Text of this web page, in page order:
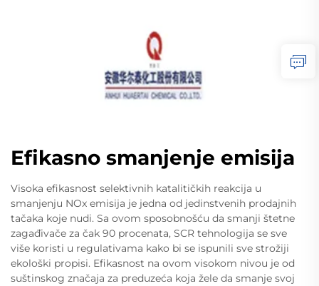
Efikasno smanjenje emisija
Visoka efikasnost selektivnih katalitičkih reakcija u
smanjenju NOx emisija je jedna od jedinstvenih prodajnih
tačaka koje nudi. Sa ovom sposobnošću da smanji štetne
zagađivače za čak 90 procenata, SCR tehnologija se sve
više koristi u regulativama kako bi se ispunili sve strožiji
ekološki propisi. Efikasnost na ovom visokom nivou je od
suštinskog značaja za preduzeća koja žele da smanje svoj